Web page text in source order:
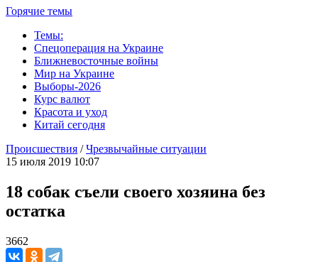
Горячие темы
Темы:
Спецоперация на Украине
Ближневосточные войны
Мир на Украине
Выборы-2026
Курс валют
Красота и уход
Китай сегодня
Происшествия /Чрезвычайные ситуации
15 июля 2019 10:07
18 собак съели своего хозяина без
остатка
3662